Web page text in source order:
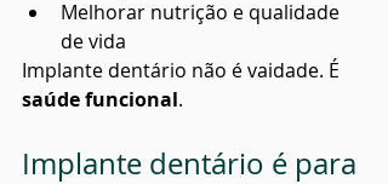
Melhorar nutrição e qualidade
de vida
Implante dentário não é vaidade. É
saúde funcional.
Implante dentário é para